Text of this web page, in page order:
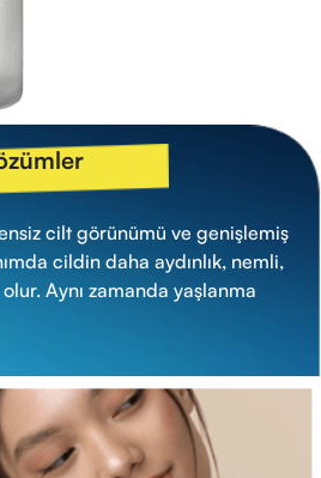
cilt görünümü ve genişlemiş
cildin daha aydınlık, nemli,
Aynı zamanda yaşlanma